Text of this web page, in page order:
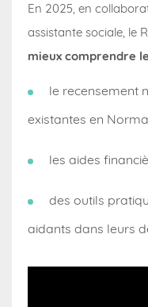
En 2025, en
assistante sociale, le
mieux comprendre
le recensement
existantes en
les aides
des outils
aidants dans leurs